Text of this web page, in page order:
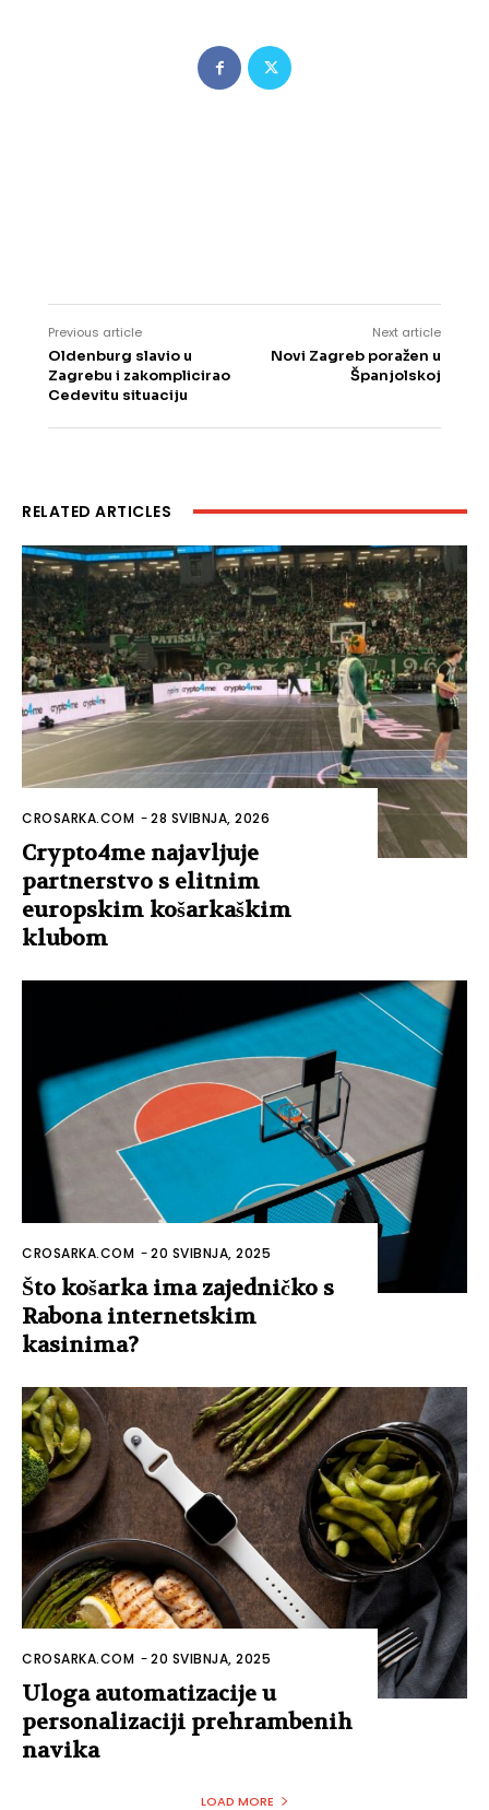
Previous article
Oldenburg slavio u
Zagrebu i zakomplicirao
Cedevitu situaciju
Next article
Novi Zagreb poražen u
Španjolskoj
RELATED ARTICLES
CROSARKA.COM -28 SVIBNJA, 2026
Crypto4me najavljuje
partnerstvo s elitnim
europskim košarkaškim
klubom
CROSARKA.COM -20 SVIBNJA, 2025
Što košarka ima zajedničko s
Rabona internetskim
kasinima?
CROSARKA.COM -20 SVIBNJA, 2025
Uloga automatizacije u
personalizaciji prehrambenih
navika
LOAD MORE